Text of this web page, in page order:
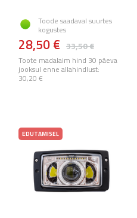
Toode saadaval suurtes
kogustes
33,50 €
28,50 €
Toote madalaim hind 30 päeva
jooksul enne allahindlust:
30,20 €
EDUTAMISEL